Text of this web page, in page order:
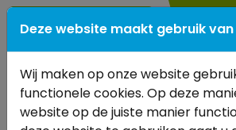
Deze website maakt gebruik
Wij maken op onze website
functionele cookies. Op deze
website op de juiste manier